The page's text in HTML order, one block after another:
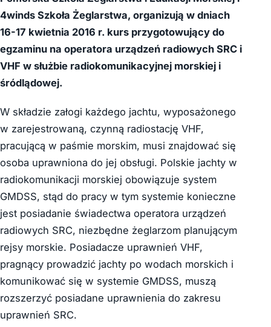
4winds Szkoła Żeglarstwa, organizują w dniach
16-17 kwietnia 2016 r. kurs przygotowujący do
egzaminu na operatora urządzeń radiowych SRC i
VHF w służbie radiokomunikacyjnej morskiej i
śródlądowej.
W składzie załogi każdego jachtu, wyposażonego
w zarejestrowaną, czynną radiostację VHF,
pracującą w paśmie morskim, musi znajdować się
osoba uprawniona do jej obsługi. Polskie jachty w
radiokomunikacji morskiej obowiązuje system
GMDSS, stąd do pracy w tym systemie konieczne
jest posiadanie świadectwa operatora urządzeń
radiowych SRC, niezbędne żeglarzom planującym
rejsy morskie. Posiadacze uprawnień VHF,
pragnący prowadzić jachty po wodach morskich i
komunikować się w systemie GMDSS, muszą
rozszerzyć posiadane uprawnienia do zakresu
uprawnień SRC.